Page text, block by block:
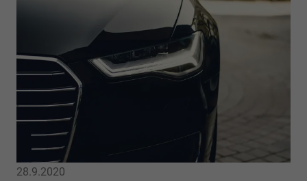
28.9.2020